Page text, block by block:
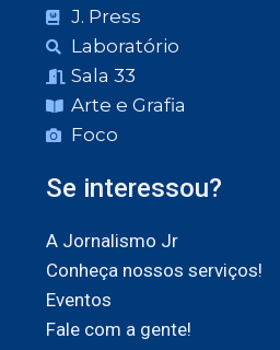
J. Press
Laboratório
Sala 33
Arte e Grafia
Foco
Se interessou?
A Jornalismo Jr
Conheça nossos serviços!
Eventos
Fale com a gente!